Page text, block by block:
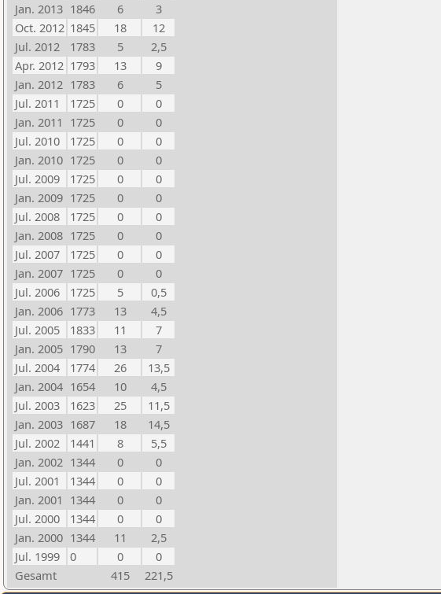
Jan. 2013 1846 6
3
Oct. 2012 1845 18
12
Jul. 2012
1783 5
2,5
Apr. 2012 1793 13
9
Jan. 2012 1783 6
5
Jul. 2011
1725 0
0
Jan. 2011 1725 0
0
Jul. 2010
1725 0
0
Jan. 2010 1725 0
0
Jul. 2009
1725 0
0
Jan. 2009 1725 0
0
Jul. 2008
1725 0
0
Jan. 2008 1725 0
0
Jul. 2007
1725 0
0
Jan. 2007 1725 0
0
Jul. 2006
1725 5
0,5
Jan. 2006 1773 13
4,5
Jul. 2005
1833 11
7
Jan. 2005 1790 13
7
Jul. 2004
1774 26
13,5
Jan. 2004 1654 10
4,5
Jul. 2003
1623 25
11,5
Jan. 2003 1687 18
14,5
Jul. 2002
1441 8
5,5
Jan. 2002 1344 0
0
Jul. 2001
1344 0
0
Jan. 2001 1344 0
0
Jul. 2000
1344 0
0
Jan. 2000 1344 11
2,5
Jul. 1999
0 0
0
Gesamt
415 221,5